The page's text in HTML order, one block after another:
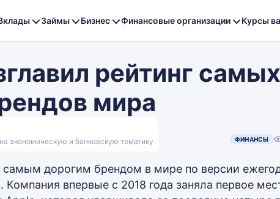
Займы Бизнес Финансовые организации Курсы
рейтинг самых
мира
экономическую и банковскую тематику ФИНАНСЫ
самым дорогим брендом в мире по версии
Компания впервые с 2018 года заняла первое